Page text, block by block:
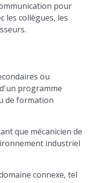
pour
les collègues, les
ou
programme
de formation
que mécanicien de
industriel
connexe, tel